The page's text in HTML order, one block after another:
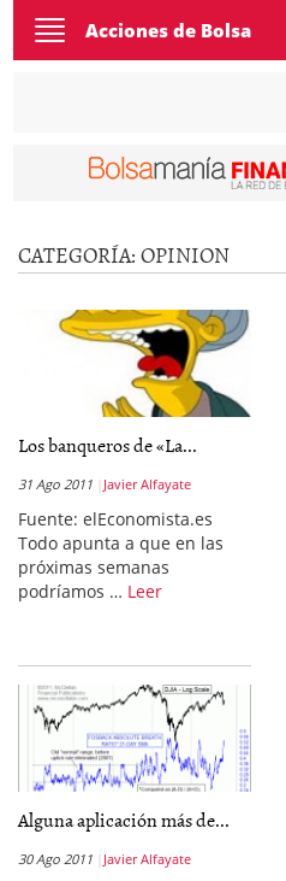
Toggle
navigation
Acciones de Bolsa
CATEGORÍA:OPINION
Los banqueros de «La...
31 Ago 2011 Javier Alfayate
Fuente: elEconomista.es
Todo apunta a que en las
próximas semanas
podríamos … Leer
Alguna aplicación más de...
30 Ago 2011 Javier Alfayate